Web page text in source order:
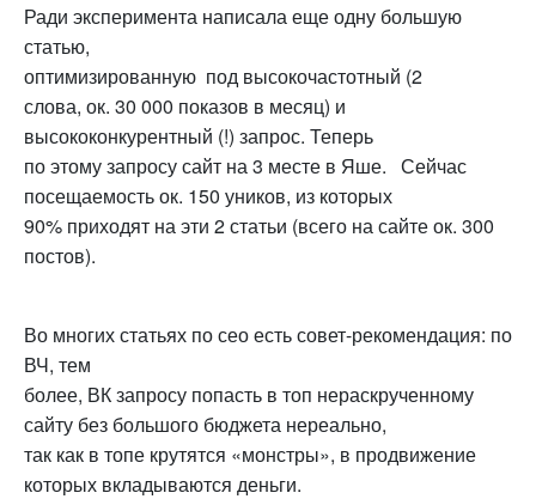
Ради эксперимента написала еще одну большую
статью,
оптимизированную под высокочастотный (2
слова, ок. 30 000 показов в месяц) и
высококонкурентный (!) запрос. Теперь
по этому запросу сайт на 3 месте в Яше. Сейчас
посещаемость ок. 150 уников, из которых
90% приходят на эти 2 статьи (всего на сайте ок. 300
постов).
Во многих статьях по сео есть совет-рекомендация: по
ВЧ, тем
более, ВК запросу попасть в топ нераскрученному
сайту без большого бюджета нереально,
так как в топе крутятся «монстры», в продвижение
которых вкладываются деньги.